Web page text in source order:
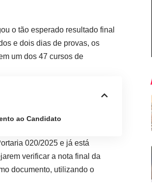
o tão esperado resultado final
e dois dias de provas, os
um dos 47 cursos de
ao Candidato
020/2025 e já está
verificar a nota final da
documento, utilizando o